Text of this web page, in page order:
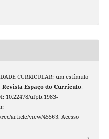
CURRICULAR: um estímulo
Revista Espaço do Currículo,
10.22478/ufpb.1983-
article/view/45563. Acesso